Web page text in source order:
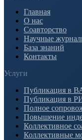
Главная
О нас
Соавторство
Научные
База знаний
Контакты
Услуги
Публикация в
Публикация в
Полное
Повышение
Коллективное
Коллективные